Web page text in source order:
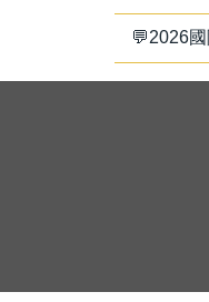
💬2026